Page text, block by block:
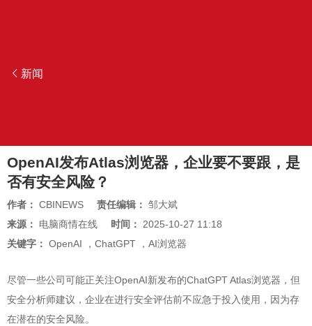
新闻
OpenAI发布Atlas浏览器，企业要不要跟，是
否有安全风险？
作者： CBINEWS 责任编辑： 邹大斌
来源： 电脑商情在线 时间： 2025-10-27 11:18
关键字： OpenAI ， ChatGPT ， AI浏览器
尽管一些公司可能正关注OpenAI新发布的ChatGPT Atlas浏览器，但
安全分析师建议，企业在进行安全评估前不应急于投入使用，因为存
在潜在的安全风险。